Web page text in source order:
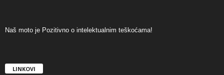
Naš moto je Pozitivno o intelektualnim teškoćama!
LINKOVI